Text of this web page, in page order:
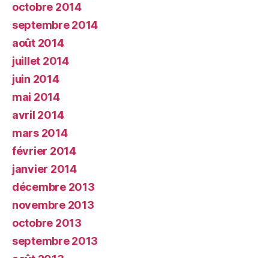
octobre 2014
septembre 2014
août 2014
juillet 2014
juin 2014
mai 2014
avril 2014
mars 2014
février 2014
janvier 2014
décembre 2013
novembre 2013
octobre 2013
septembre 2013